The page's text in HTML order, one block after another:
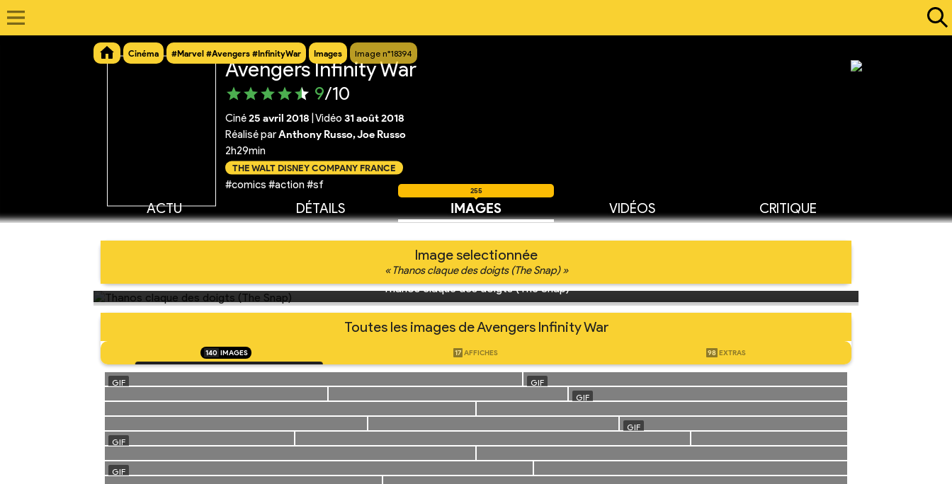
Cinéma #Marvel #Avengers #InfinityWar Images Image n°18394
Avengers Infinity War
9/10
Ciné25 avril 2018 Vidéo 31 août 2018
Réalisé parAnthony Russo, Joe Russo
2h29min
THE WALT DISNEY COMPANY FRANCE
#comics #action #sf
ACTU DÉTAILS IMAGES
255
VIDÉOS CRITIQUE
Image selectionnée
« Thanos claque des doigts (The Snap) »
Thanos claque des doigts (The Snap)
Toutes les images de Avengers Infinity War
140 IMAGES 17 AFFICHES 98 EXTRAS